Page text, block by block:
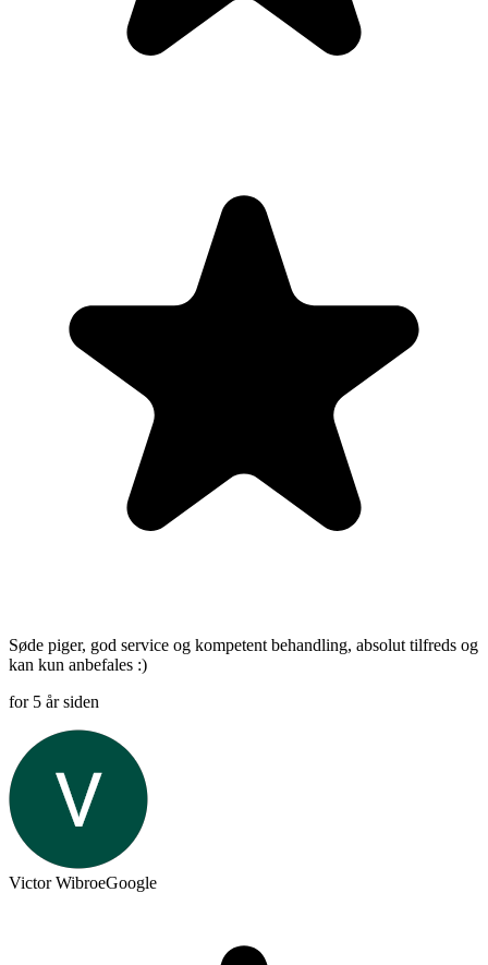
Søde piger, god service og kompetent behandling, absolut tilfreds og
kan kun anbefales :)
for 5 år siden
Victor WibroeGoogle